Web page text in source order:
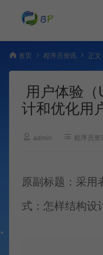
首页 程序员资讯 正文
用户体验
计和优化用
admin 程序员资
原副标题：采用
式：怎样结构设